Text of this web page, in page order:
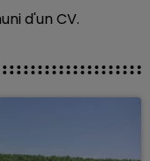
d'un CV.